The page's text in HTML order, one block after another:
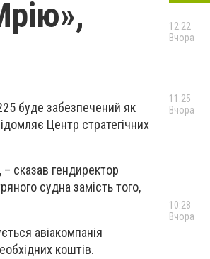
буде забезпечений як
Центр стратегічних
сказав гендиректор
судна замість того,
авіакомпанія
коштів.
12:22
Вчора
11:25
Вчора
10:28
Вчора